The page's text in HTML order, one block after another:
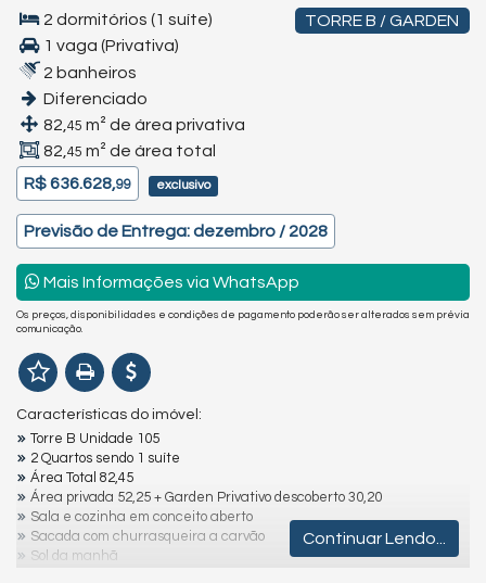
TORRE B / GARDEN
2 dormitórios (1 suíte)
1 vaga (Privativa)
2 banheiros
Diferenciado
82, 45 m² de área privativa
82, 45 m² de área total
R$ 636.628,99 exclusivo
Previsão de Entrega: dezembro / 2028
Mais Informações via WhatsApp
Os preços, disponibilidades e condições de pagamento poderão ser alterados sem prévia
comunicação.
Características do imóvel:
Torre B Unidade 105
2 Quartos sendo 1 suíte
Área Total 82,45
Área privada 52,25 + Garden Privativo descoberto 30,20
Sala e cozinha em conceito aberto
Sacada com churrasqueira a carvão
Sol da manhã
Continuar Lendo...